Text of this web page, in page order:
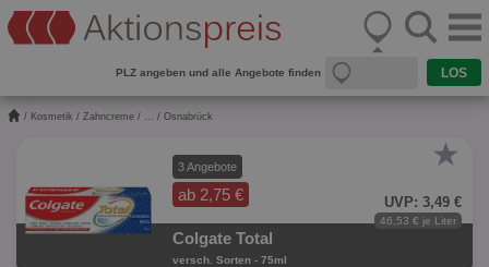
PLZ angeben und alle Angebote finden
/ Kosmetik / Zahncreme / ... / Osnabrück
3 Angebote
ab 2,75 €
★
UVP: 3,49 €
46,53 € je Liter
Colgate Total
versch. Sorten - 75ml